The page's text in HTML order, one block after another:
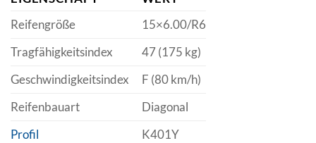
Reifengröße
15×6.00/R6
Tragfähigkeitsindex
47 (175 kg)
Geschwindigkeitsindex
F (80 km/h)
Reifenbauart
Diagonal
Profil
K401Y